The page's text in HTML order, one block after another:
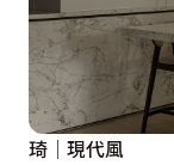
琦│現代風